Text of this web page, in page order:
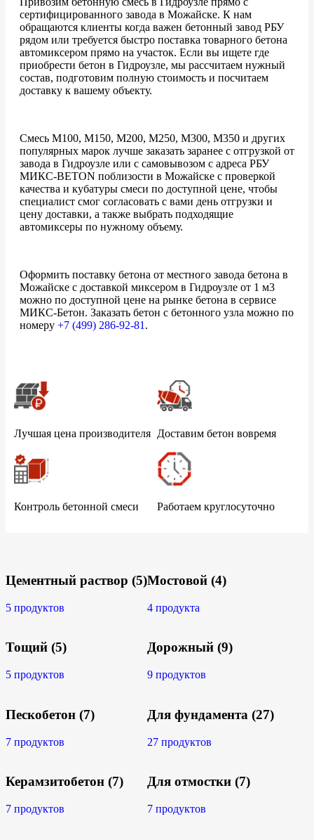
сертифицированного завода в Можайске. К нам
обращаются клиенты когда важен бетонный завод РБУ
рядом или требуется быстро поставка товарного бетона
автомиксером прямо на участок. Если вы ищете где
приобрести бетон в Гидроузле, мы рассчитаем нужный
состав, подготовим полную стоимость и посчитаем
доставку к вашему объекту.
Смесь М100, М150, М200, М250, М300, М350 и других
популярных марок лучше заказать заранее с отгрузкой от
завода в Гидроузле или с самовывозом с адреса РБУ
МИКС-BETON поблизости в Можайске с проверкой
качества и кубатуры смеси по доступной цене, чтобы
специалист смог согласовать с вами день отгрузки и
цену доставки, а также выбрать подходящие
автомиксеры по нужному объему.
Оформить поставку бетона от местного завода бетона в
Можайске с доставкой миксером в Гидроузле от 1 м3
можно по доступной цене на рынке бетона в сервисе
МИКС-Бетон. Заказать бетон с бетонного узла можно по
номеру +7 (499) 286-92-81 .
Лучшая цена производителя Доставим бетон вовремя
Контроль бетонной смеси Работаем круглосуточно
Цементный раствор (5)
5 продуктов
Тощий (5)
5 продуктов
Пескобетон (7)
7 продуктов
Керамзитобетон (7)
7 продуктов
Мостовой (4)
4 продукта
Дорожный (9)
9 продуктов
Для фундамента (27)
27 продуктов
Для отмостки (7)
7 продуктов